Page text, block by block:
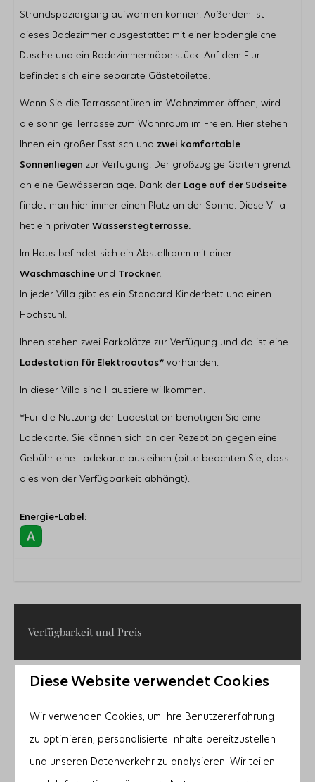
Wohnbereich
Flatscreen TV
Zusätzliche ausländische Kanäle
Strandspaziergang aufwärmen können. Außerdem ist
dieses Badezimmer ausgestattet mit einer bodengleiche
Dusche und ein Badezimmermöbelstück. Auf dem Flur
befindet sich eine separate Gästetoilette.
Wenn Sie die Terrassentüren im Wohnzimmer öffnen, wird
die sonnige Terrasse zum Wohnraum im Freien. Hier stehen
Ihnen ein großer Esstisch und zwei komfortable
Sonnenliegen zur Verfügung. Der großzügige Garten grenzt
an eine Gewässeranlage. Dank der Lage auf der Südseite
findet man hier immer einen Platz an der Sonne. Diese Villa
het ein privater Wasserstegterrasse.
Im Haus befindet sich ein Abstellraum mit einer
Waschmaschine und Trockner.
In jeder Villa gibt es ein Standard-Kinderbett und einen
Hochstuhl.
Ihnen stehen zwei Parkplätze zur Verfügung und da ist eine
Ladestation für Elektroautos* vorhanden.
In dieser Villa sind Haustiere willkommen.
*Für die Nutzung der Ladestation benötigen Sie eine
Ladekarte. Sie können sich an der Rezeption gegen eine
Gebühr eine Ladekarte ausleihen (bitte beachten Sie, dass
dies von der Verfügbarkeit abhängt).
Energie-Label:
Verfügbarkeit und Preis
2 Gäste
20 Sep
21 Sep
22 Sep
Diese Website verwendet Cookies
Wir verwenden Cookies, um Ihre Benutzererfahrung
zu optimieren, personalisierte Inhalte bereitzustellen
und unseren Datenverkehr zu analysieren. Wir teilen